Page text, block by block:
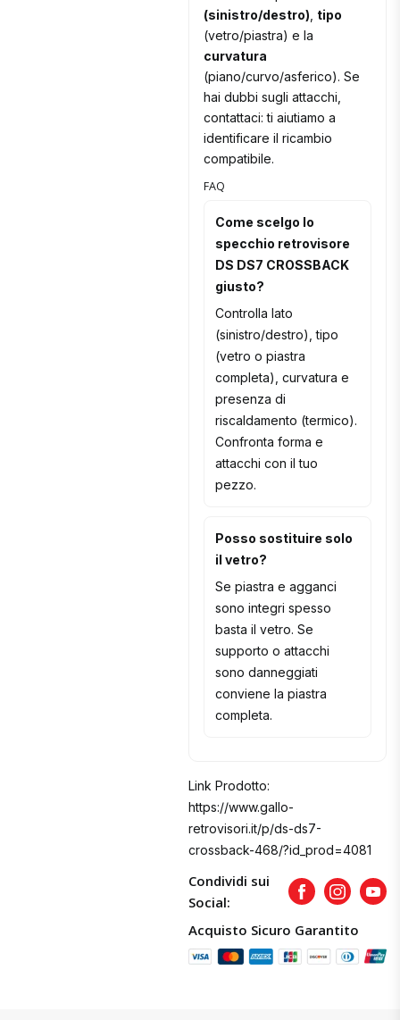
(sinistro/destro) tipo
(vetro/piastra) e la
curvatura
(piano/curvo/asferico). Se
hai dubbi sugli attacchi,
contattaci: ti aiutiamo a
identificare il ricambio
compatibile.
FAQ
Come scelgo lo
specchio retrovisore
DS DS7 CROSSBACK
giusto?
Controlla lato
(sinistro/destro), tipo
(vetro o piastra
completa), curvatura e
presenza di
riscaldamento (termico).
Confronta forma e
attacchi con il tuo
pezzo.
Posso sostituire solo
il vetro?
Se piastra e agganci
sono integri spesso
basta il vetro. Se
supporto o attacchi
sono danneggiati
conviene la piastra
completa.
Link Prodotto:
https://www.gallo-
retrovisori.it/p/ds-ds7-
crossback-468/?id_prod=4081
Condividi sui
Social:
FacebookInstagram
Acquisto Sicuro Garantito